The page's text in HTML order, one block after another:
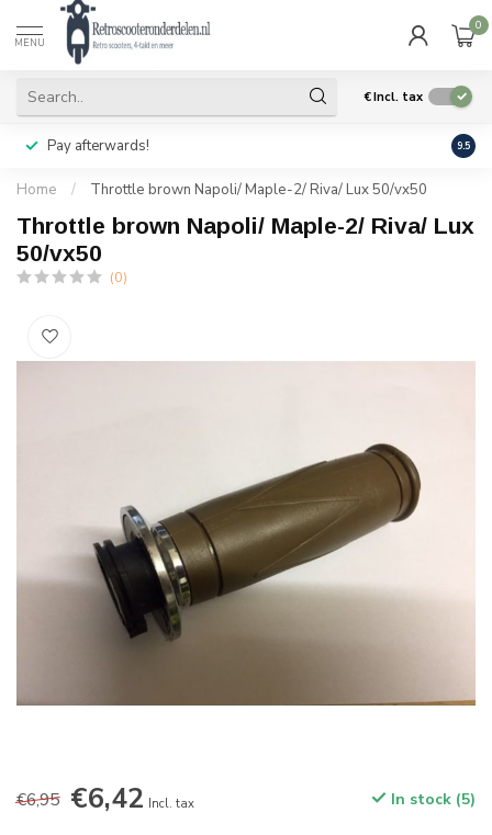
MENU
0
€Incl. tax
Pay afterwards! Geen
9.5
Home / Throttle brown Napoli/ Maple-2/ Riva/ Lux 50/vx50
Throttle brown Napoli/ Maple-2/ Riva/ Lux
50/vx50
(0)
€6,95 €6,42 Incl. tax In stock (5)